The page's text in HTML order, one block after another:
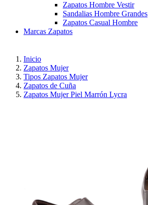
Zapatos Hombre Vestir
Sandalias Hombre Grandes
Zapatos Casual Hombre
Marcas Zapatos
Inicio
Zapatos Mujer
Tipos Zapatos Mujer
Zapatos de Cuña
Zapatos Mujer Piel Marrón Lycra